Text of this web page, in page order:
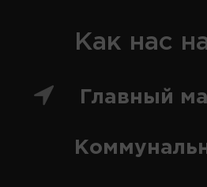
Как нас
Главный